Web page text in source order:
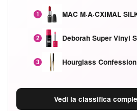
1
2 Deborah Super Vinyl
3
Vedi la classifica